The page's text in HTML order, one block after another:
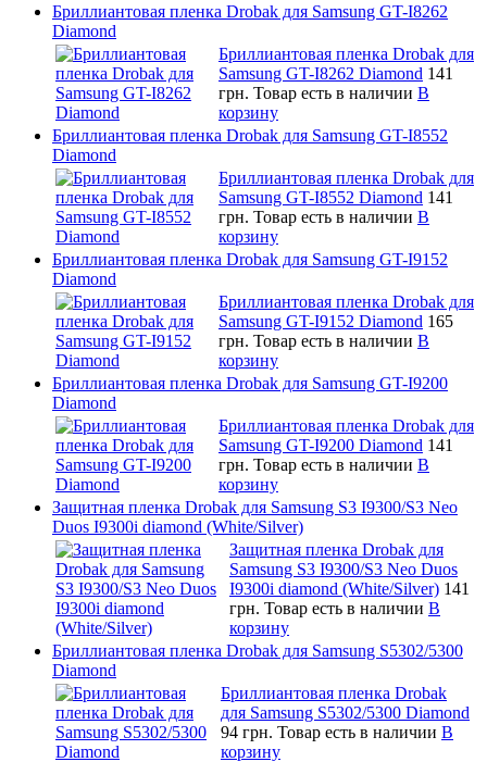
Бриллиантовая пленка Drobak для Samsung GT-I8262
Diamond
Бриллиантовая пленка Drobak для
Samsung GT-I8262 Diamond 141
грн. Товар есть в наличии В
корзину
Бриллиантовая пленка Drobak для Samsung GT-I8552
Diamond
Бриллиантовая пленка Drobak для
Samsung GT-I8552 Diamond 141
грн. Товар есть в наличии В
корзину
Бриллиантовая пленка Drobak для Samsung GT-I9152
Diamond
Бриллиантовая пленка Drobak для
Samsung GT-I9152 Diamond 165
грн. Товар есть в наличии В
корзину
Бриллиантовая пленка Drobak для Samsung GT-I9200
Diamond
Бриллиантовая пленка Drobak для
Samsung GT-I9200 Diamond 141
грн. Товар есть в наличии В
корзину
Защитная пленка Drobak для Samsung S3 I9300/S3 Neo
Duos I9300i diamond (White/Silver)
Защитная пленка Drobak для
Samsung S3 I9300/S3 Neo Duos
I9300i diamond (White/Silver) 141
грн. Товар есть в наличии В
корзину
Бриллиантовая пленка Drobak для Samsung S5302/5300
Diamond
Бриллиантовая пленка Drobak
для Samsung S5302/5300 Diamond
94 грн. Товар есть в наличии В
корзину